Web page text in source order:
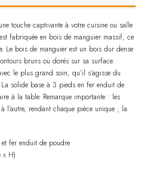
touche captivante à votre cuisine ou salle
fabriquée en bois de manguier massif, ce
Le bois de manguier est un bois dur dense
bruns ou dorés sur sa surface.
le plus grand soin, qu'il s'agisse du
solide base à 3 pieds en fer enduit de
à la table. Remarque importante : les
l'autre, rendant chaque pièce unique ; la
fer enduit de poudre
x H)